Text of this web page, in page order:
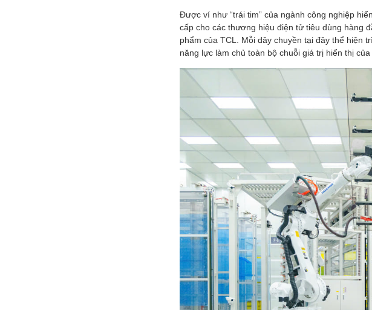
Được ví như “trái tim” của ngành công nghiệp
cấp cho các thương hiệu điện tử tiêu dùng hàng
phẩm của TCL. Mỗi dây chuyền tại đây thể hiện
năng lực làm chủ toàn bộ chuỗi giá trị hiển thị của